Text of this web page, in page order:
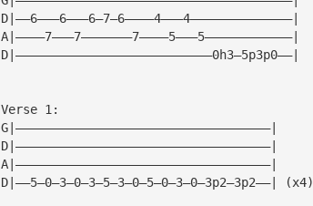
D|——6———6———6—7—6————4———4——————————————|
A|————7———7———————7————5———5————————————|
D|———————————————————————————0h3—5p3p0——|
Verse 1:
G|———————————————————————————————————|
D|———————————————————————————————————|
A|———————————————————————————————————|
D|——5—0—3—0—3—5—3—0—5—0—3—0—3p2—3p2——| (x4)